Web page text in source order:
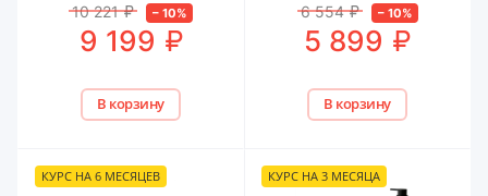
10 221 ₽ – 10%
9 199 ₽
В корзину
6 554 ₽ – 10%
5 899 ₽
В корзину
КУРС НА 6 МЕСЯЦЕВ КУРС НА 3 МЕСЯЦА